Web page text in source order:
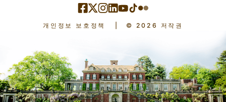
개인정보 보호정책 © 2026 저작권